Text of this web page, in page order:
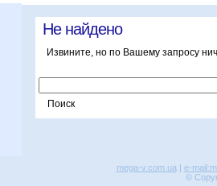
Не найдено
Извините, но по Вашему запросу
mega-v.com.ua | e-
©